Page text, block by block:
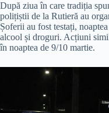
După ziua în care tradiția
polițiștii de la Rutieră au
Șoferii au fost testați,
alcool și droguri. Acțiuni
în noaptea de 9/10 martie.